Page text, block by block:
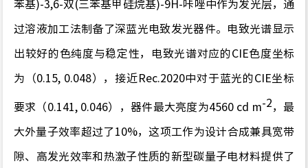
苯基)-3,6-双(三苯基甲硅烷基)-9H-咔唑中作为发光层，通
过溶液加工法制备了深蓝光电致发光器件。电致光谱显示
出较好的色纯度与稳定性，电致光谱对应的CIE色度坐标
为（0.15, 0.048），接近 Rec.2020中对于蓝光的CIE坐标
要求（ 0.141, 0.046），器件最大亮度为4560 cd m-2，最
大外量子效率超过了1 0%，这项工作为设计合成兼具宽带
隙、高发光效率和热激子性质的新型碳量子电材料提供了